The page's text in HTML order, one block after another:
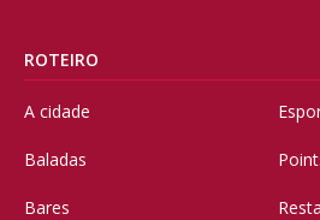
ROTEIRO
A cidade
Baladas
Bares